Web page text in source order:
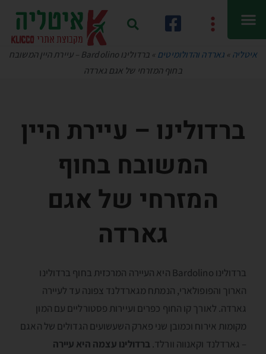
איטליה »גארדה והדולומיטים »
ברדולינו Bardolino – עיירת היין המשובח
בחוף המזרחי של אגם גארדה
ברדולינו – עיירת היין
המשובח בחוף
המזרחי של אגם
גארדה
ברדולינו Bardolino היא העיירה המרכזית בחוף ברדולינו
הארוך והפופולארי, הנמתח מגארדלנד צפונה עד לעיירה
גארדה. לאורך קו החוף כפרים ועיירות פסטורליים עם המון
מקומות אירוח וכמובן שני פארק השעשועים הגדולים של האגם
– גארדלנד וקאנווה וורלד. ברדולינו עצמה היא עיירה